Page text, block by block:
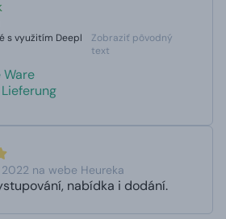
s využitím Deepl
Zobraziť pôvodný
text
Ware
na webe Heureka
nabídka i dodání.